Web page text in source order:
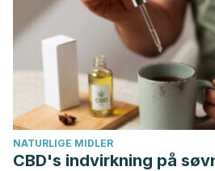
macronutrient intake: the hope,
calories.
Perspective.
Noviembre
Leaf A, et al. The Effects of
Composition: The Role of
Narrative Review.International
Diciembre 2017. 10(8):1275-1296.
Osilla E, Sharma S. Calories.
NATURLIGE MIDLER
CBD's indvirkning på